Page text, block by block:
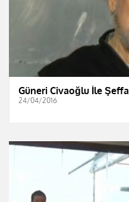
Güneri Civaoğlu İle
24/04/2016